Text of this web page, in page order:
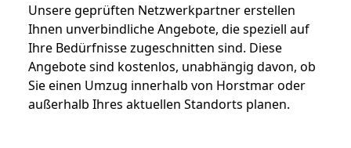
Unsere geprüften Netzwerkpartner erstellen
Ihnen unverbindliche Angebote, die speziell auf
Ihre Bedürfnisse zugeschnitten sind. Diese
Angebote sind kostenlos, unabhängig davon, ob
Sie einen Umzug innerhalb von Horstmar oder
außerhalb Ihres aktuellen Standorts planen.